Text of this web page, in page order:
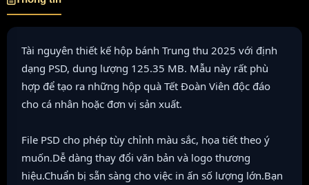
Tài nguyên thiết kế hộp bánh Trung thu 2025 với định
dạng PSD, dung lượng 125.35 MB. Mẫu này rất phù
hợp để tạo ra những hộp quà Tết Đoàn Viên độc đáo
cho cá nhân hoặc đơn vị sản xuất.
File PSD cho phép tùy chỉnh màu sắc, họa tiết theo ý
muốn.Dễ dàng thay đổi văn bản và logo thương
hiệu.Chuẩn bị sẵn sàng cho việc in ấn số lượng lớn.Bạn